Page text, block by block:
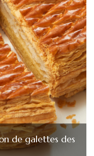
de galettes des